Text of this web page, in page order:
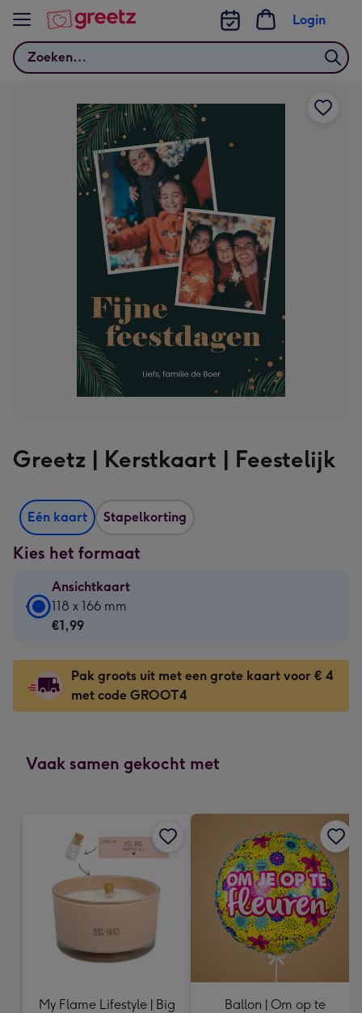
Bekijk meer
Zoeken
Login
Greetz | Kerstkaart | Feestelijk
Eén kaart Stapelkorting
Kies het formaat
Ansichtkaart
Ansichtkaart
-
-
118
x
-
mm
118 x 166 mm
€1,99
Pak groots uit met een grote kaart voor € 4
met code GROOT4
Vaak samen gekocht met
My Flame Lifestyle | Big
Ballon | Om op te